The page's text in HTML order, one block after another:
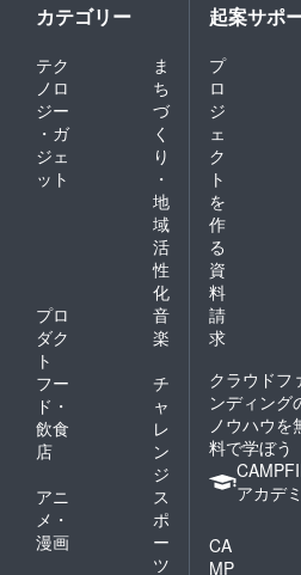
カテゴリー
テク
ノロ
ジー
・ガ
ジェ
ット
ま
ち
づ
く
り
・
地
域
活
性
化
プロ
ダク
ト
音
楽
フー
ド・
飲食
店
チ
ャ
レ
ン
ジ
アニ
メ・
漫画
ス
ポ
ー
ツ
起案サポ
プ
ロ
ジ
ェ
ク
ト
を
作
る
資
料
請
求
クラウドフ
ンディング
ノウハウを
料で学ぼう
アカデ
CA
MP